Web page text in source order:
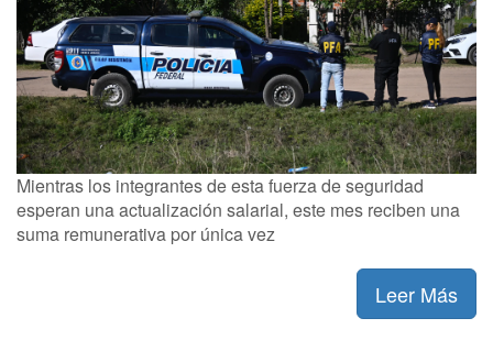
Mientras los integrantes de esta fuerza de seguridad
esperan una actualización salarial, este mes reciben una
suma remunerativa por única vez
Leer Más